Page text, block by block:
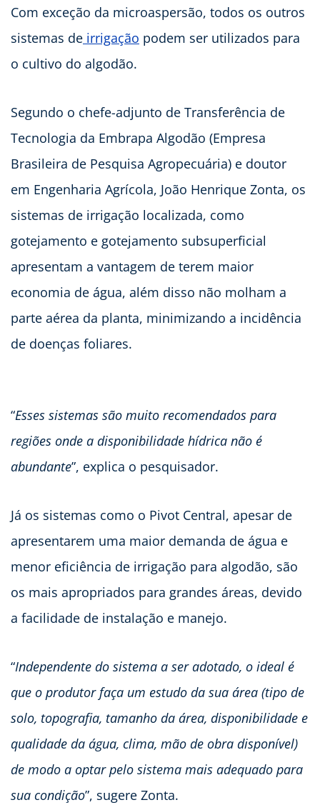
Com exceção da microaspersão, todos os outros
sistemas de irrigação podem ser utilizados para
o cultivo do algodão.
Segundo o chefe-adjunto de Transferência de
Tecnologia da Embrapa Algodão (Empresa
Brasileira de Pesquisa Agropecuária) e doutor
em Engenharia Agrícola, João Henrique Zonta, os
sistemas de irrigação localizada, como
gotejamento e gotejamento subsuperficial
apresentam a vantagem de terem maior
economia de água, além disso não molham a
parte aérea da planta, minimizando a incidência
de doenças foliares.
“Esses sistemas são muito recomendados para
regiões onde a disponibilidade hídrica não é
abundante”, explica o pesquisador.
Já os sistemas como o Pivot Central, apesar de
apresentarem uma maior demanda de água e
menor eficiência de irrigação para algodão, são
os mais apropriados para grandes áreas, devido
a facilidade de instalação e manejo.
“Independente do sistema a ser adotado, o ideal é
que o produtor faça um estudo da sua área (tipo de
solo, topografia, tamanho da área, disponibilidade e
qualidade da água, clima, mão de obra disponível)
de modo a optar pelo sistema mais adequado para
sua condição”, sugere Zonta.